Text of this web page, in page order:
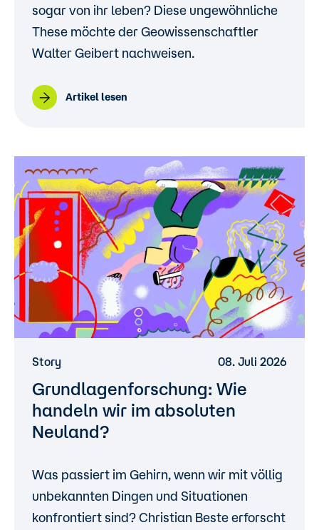
sogar von ihr leben? Diese ungewöhnliche
These möchte der Geowissenschaftler
Walter Geibert nachweisen.
Artikel lesen
Story 08. Juli 2026
Grundlagenforschung: Wie
handeln wir im absoluten
Neuland?
Was passiert im Gehirn, wenn wir mit völlig
unbekannten Dingen und Situationen
konfrontiert sind? Christian Beste erforscht